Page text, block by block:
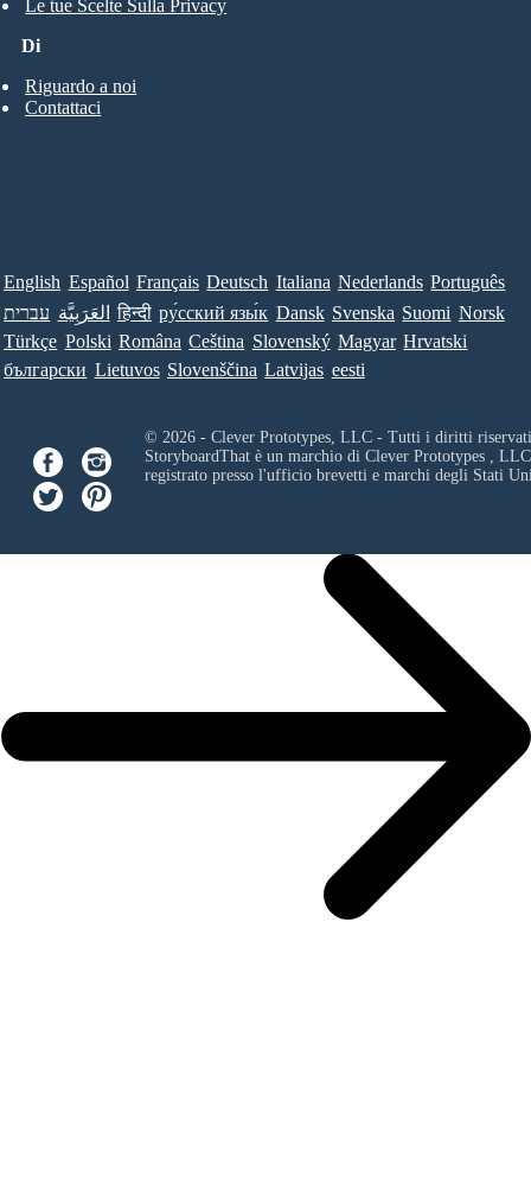
Di
Riguardo a noi
Contattaci
Le tue Scelte Sulla Privacy
English Español Français Deutsch Italiana Nederlands Português
עברית العَرَبِيَّة हिन्दी ру́сский язы́к Dansk Svenska Suomi Norsk
Türkçe Polski Româna Ceština Slovenský Magyar Hrvatski
български Lietuvos Slovenščina Latvijas eesti
© 2026 - Clever Prototypes, LLC - Tutti i diritti
StoryboardThat è un marchio di Clever Prototypes , LLC
registrato presso l'ufficio brevetti e marchi degli Stati